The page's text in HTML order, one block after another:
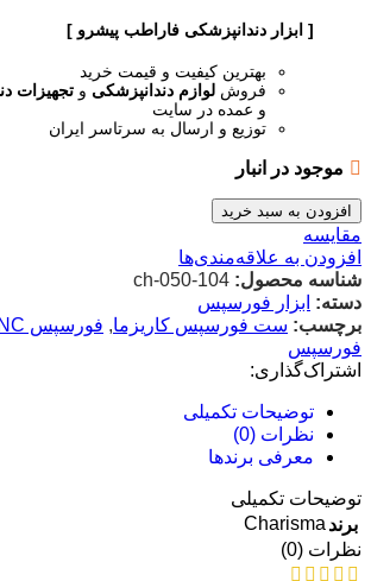
[ ابزار دندانپزشکی فاراطب پیشرو ]
بهترین کیفیت و قیمت خرید
فروش لوازم دندانپزشکی و تجهیزات
و عمده در سایت
توزیع و ارسال به سرتاسر ایران
موجود در انبار
افزودن به سبد خرید
مقایسه
افزودن به علاقه‌مندی‌ها
شناسه محصول: ch-050-104
دسته: ابزار فورسپس
برچسب: ست فورسپس کاریزما, فورسپس CNC
فورسپس
اشتراک‌گذاری:
توضیحات تکمیلی
نظرات (0)
معرفی برند‌ها
توضیحات تکمیلی
برند Charisma
نظرات (0)